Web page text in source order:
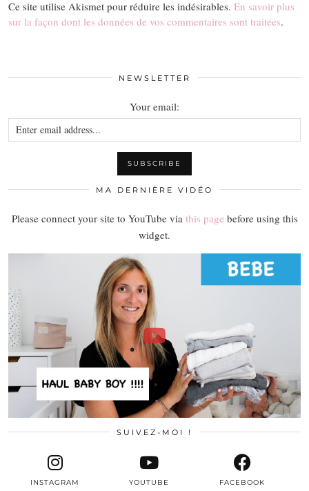
Ce site utilise Akismet pour réduire les indésirables. En savoir plus
sur la façon dont les données de vos commentaires sont traitées.
NEWSLETTER
Your email:
MA DERNIÈRE VIDÉO
Please connect your site to YouTube via this page before using this
widget.
SUIVEZ-MOI !
INSTAGRAM FACEBOOK
YOUTUBE